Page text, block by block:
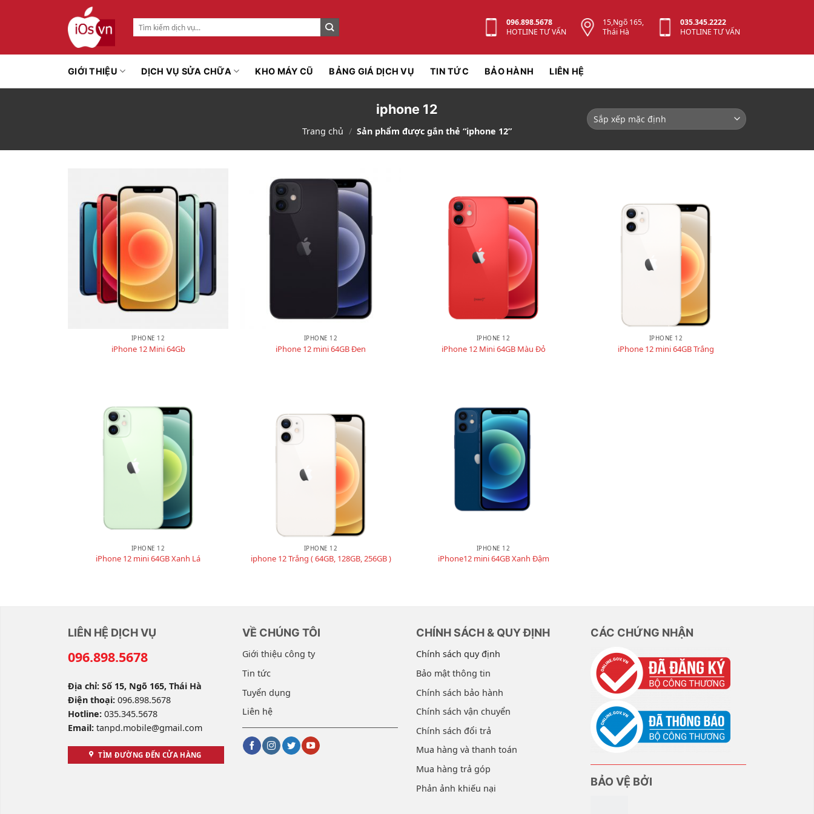
Tìm
kiếm:
096.898.5678
HOTLINE TƯ VẤN
15,Ngõ 165,
Thái Hà
035.345.2222
HOTLINE TƯ VẤN
GIỚI THIỆU DỊCH VỤ SỬA CHỮA KHO MÁY CŨ BẢNG GIÁ DỊCH VỤ TIN TỨC BẢO HÀNH LIÊN HỆ
iphone 12
Trang chủ / Sản phẩm được gắn thẻ “iphone 12”
IPHONE 12
iPhone 12 Mini 64Gb
IPHONE 12
iPhone 12 mini 64GB Đen
IPHONE 12
iPhone 12 Mini 64GB Màu Đỏ
IPHONE 12
iPhone 12 mini 64GB Trắng
IPHONE 12
iPhone 12 mini 64GB Xanh Lá
IPHONE 12
iphone 12 Trắng ( 64GB, 128GB, 256GB )
IPHONE 12
iPhone12 mini 64GB Xanh Đậm
LIÊN HỆ DỊCH VỤ
096.898.5678
Địa chỉ: Số 15, Ngõ 165, Thái Hà
Điện thoại: 096.898.5678
Hotline: 035.345.5678
Email: tanpd.mobile@gmail.com
TÌM ĐƯỜNG ĐẾN CỬA HÀNG
VỀ CHÚNG TÔI
Giới thiệu công ty
Tin tức
Tuyển dụng
Liên hệ
CHÍNH SÁCH & QUY ĐỊNH
Chính sách quy định
Bảo mật thông tin
Chính sách bảo hành
Chính sách vận chuyển
Chính sách đổi trả
Mua hàng và thanh toán
Mua hàng trả góp
Phản ảnh khiếu nại
CÁC CHỨNG NHẬN
BẢO VỆ BỞI